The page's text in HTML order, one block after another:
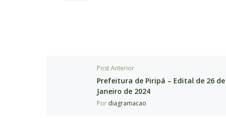
Post Anterior
Prefeitura de Piripá – Edital de 26 de
Janeiro de 2024
Por diagramacao